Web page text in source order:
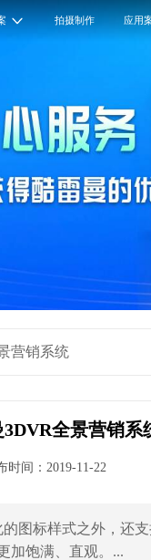
拍摄制作 应用
营销系统
全景营销系
时间：2019-11-22
图标样式之外，还
加饱满、直观。...